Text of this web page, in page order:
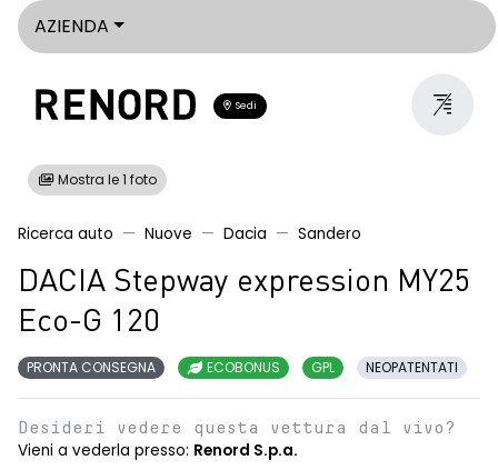
AZIENDA
Sedi
Mostra le 1 foto
Ricerca auto Nuove Dacia Sandero
DACIA Stepway expression MY25
Eco-G 120
PRONTA CONSEGNA ECOBONUS GPL NEOPATENTATI
Desideri vedere questa vettura dal vivo?
Vieni a vederla presso: Renord S.p.a.